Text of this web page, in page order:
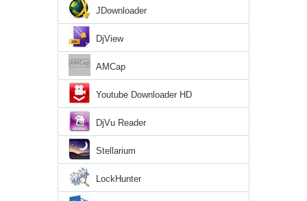
JDownloader
DjView
AMCap
Youtube Downloader HD
DjVu Reader
Stellarium
LockHunter